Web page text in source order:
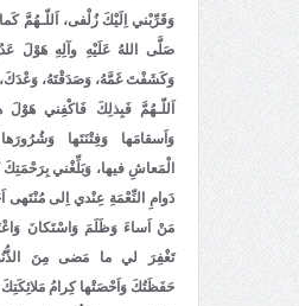
وَقَرِّبْني اِلَيْكَ زُلْفى، اَللّـهُمَّ
صَلَّى اللهُ عَلَيْهِ وآلِهِ هَوْلَ
وَكَشَفْتَ غَمَّهُ، وَصَدَقْتَهُ،
اَللّـهُمَّ فَبِذلِكَ فَاكْفِني هَوْلَ
وَاَسقامَها وَفِتْنَتَها
الْمَعاشِ فيها، وَبَلِّغْني بِرَحْمَتِكَ
دَوامِ النِّعْمَةِ عِنْدي اِلى
مَنْ اَساءَ وَظَلَمَ وَاسْتَكانَ
تَغْفِرَ لي ما مَضى مِنَ
حَفَظَتُكَ وَاَحْصَتْها كِرامُ